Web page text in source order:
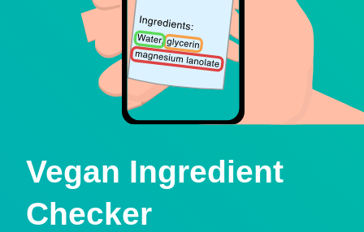
Vegan Ingredient
Checker